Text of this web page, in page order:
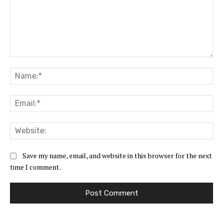
Save my name, email, and website in this browser for the next
time I comment.